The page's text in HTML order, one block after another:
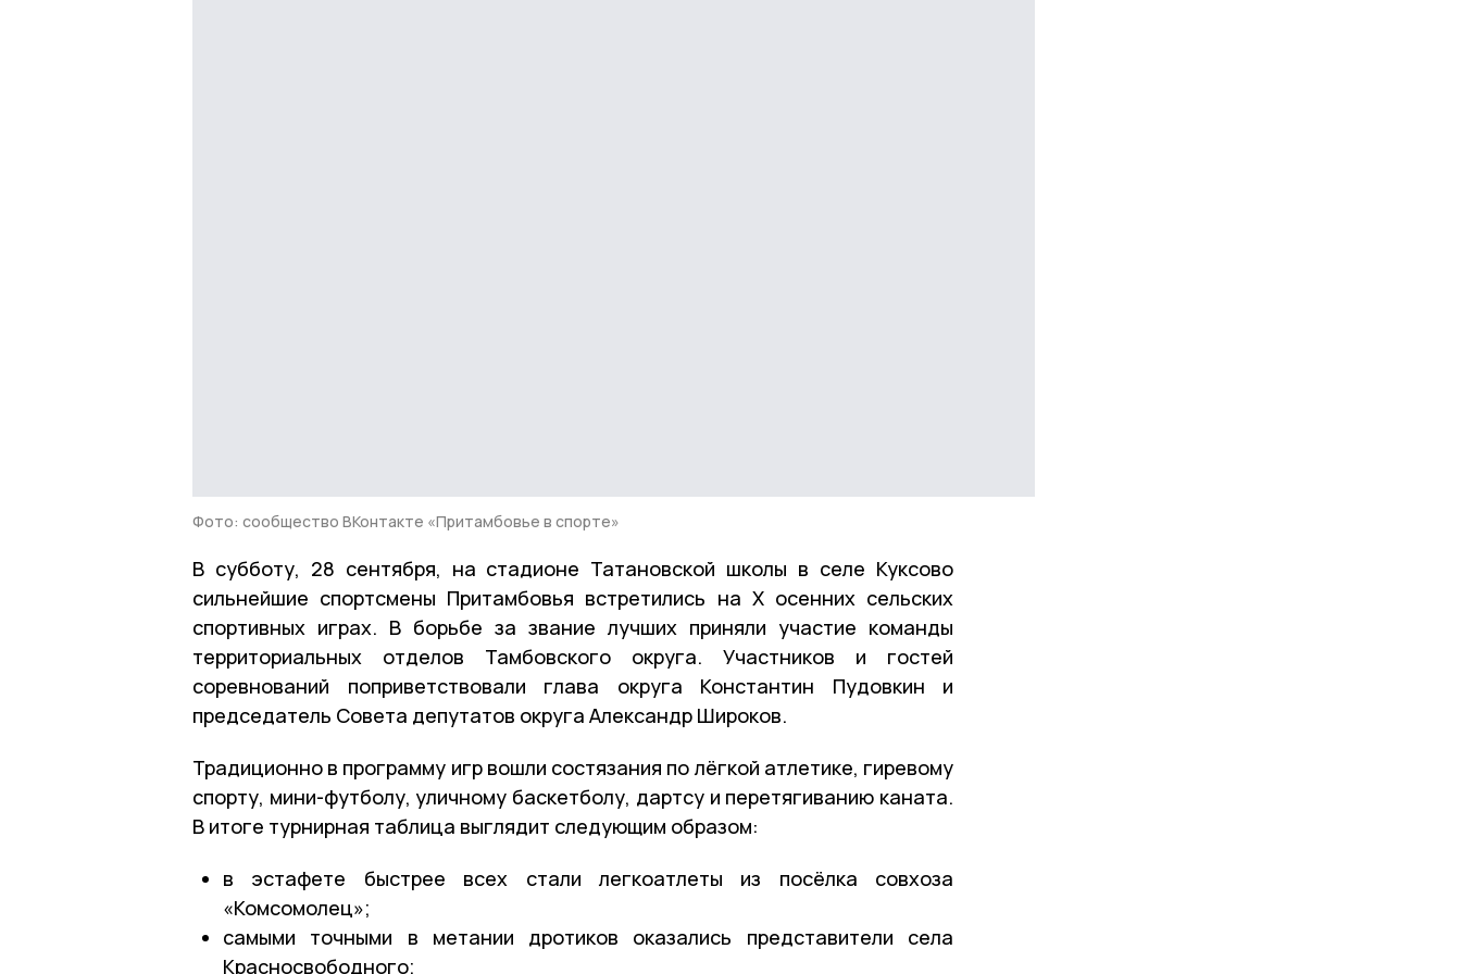
Фото: сообщество ВКонтакте «Притамбовье в спорте»
В субботу, 28 сентября, на стадионе Татановской школы в селе Куксово
сильнейшие спортсмены Притамбовья встретились на X осенних сельских
спортивных играх. В борьбе за звание лучших приняли участие команды
территориальных отделов Тамбовского округа. Участников и гостей
соревнований поприветствовали глава округа Константин Пудовкин и
председатель Совета депутатов округа Александр Широков.
Традиционно в программу игр вошли состязания по лёгкой атлетике, гиревому
спорту, мини-футболу, уличному баскетболу, дартсу и перетягиванию каната.
В итоге турнирная таблица выглядит следующим образом:
в эстафете быстрее всех стали легкоатлеты из посёлка совхоза
«Комсомолец»;
самыми точными в метании дротиков оказались представители села
Красносвободного;